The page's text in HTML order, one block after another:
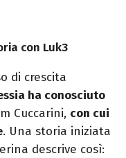
con Luk3
di crescita
ha conosciuto
Cuccarini, con cui
. Una storia iniziata
descrive così: